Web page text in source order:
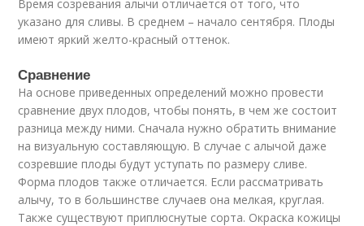
Время созревания алычи отличается от того, что
указано для сливы. В среднем – начало сентября. Плоды
имеют яркий желто-красный оттенок.
Сравнение
На основе приведенных определений можно провести
сравнение двух плодов, чтобы понять, в чем же состоит
разница между ними. Сначала нужно обратить внимание
на визуальную составляющую. В случае с алычой даже
созревшие плоды будут уступать по размеру сливе.
Форма плодов также отличается. Если рассматривать
алычу, то в большинстве случаев она мелкая, круглая.
Также существуют приплюснутые сорта. Окраска кожицы